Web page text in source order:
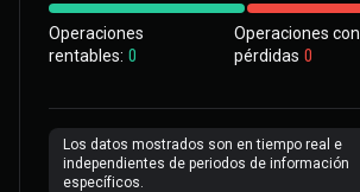
Operaciones
rentables: 0
Operaciones con
pérdidas 0
Los datos mostrados son en tiempo real e
independientes de periodos de información
específicos.